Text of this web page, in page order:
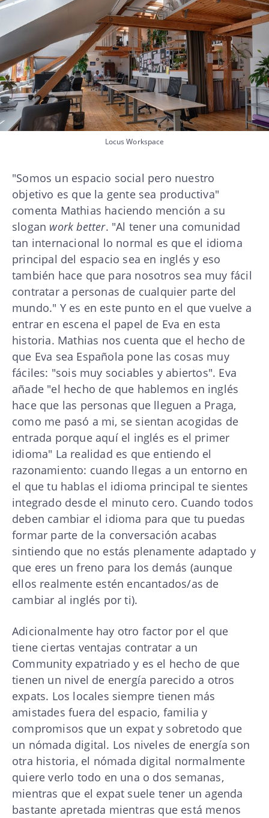
Locus Workspace
"Somos un espacio social pero nuestro
objetivo es que la gente sea productiva"
comenta Mathias haciendo mención a su
slogan work better. "Al tener una comunidad
tan internacional lo normal es que el idioma
principal del espacio sea en inglés y eso
también hace que para nosotros sea muy fácil
contratar a personas de cualquier parte del
mundo." Y es en este punto en el que vuelve a
entrar en escena el papel de Eva en esta
historia. Mathias nos cuenta que el hecho de
que Eva sea Española pone las cosas muy
fáciles: "sois muy sociables y abiertos". Eva
añade "el hecho de que hablemos en inglés
hace que las personas que lleguen a Praga,
como me pasó a mi, se sientan acogidas de
entrada porque aquí el inglés es el primer
idioma" La realidad es que entiendo el
razonamiento: cuando llegas a un entorno en
el que tu hablas el idioma principal te sientes
integrado desde el minuto cero. Cuando todos
deben cambiar el idioma para que tu puedas
formar parte de la conversación acabas
sintiendo que no estás plenamente adaptado y
que eres un freno para los demás (aunque
ellos realmente estén encantados/as de
cambiar al inglés por ti).
Adicionalmente hay otro factor por el que
tiene ciertas ventajas contratar a un
Community expatriado y es el hecho de que
tienen un nivel de energía parecido a otros
expats. Los locales siempre tienen más
amistades fuera del espacio, familia y
compromisos que un expat y sobretodo que
un nómada digital. Los niveles de energía son
otra historia, el nómada digital normalmente
quiere verlo todo en una o dos semanas,
mientras que el expat suele tener un agenda
bastante apretada mientras que está menos